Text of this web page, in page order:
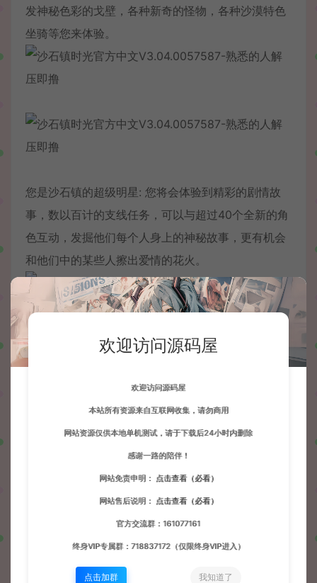
发神秘色彩的戈壁，各种新奇的怪物，各种沙漠特色
坐骑等您来体验。
您是沙石镇的超级明星: 您将会体验到精彩的剧情故
事，数以百计的支线任务，可以与超过40个全新的角
色互动，发掘他们每个人身上的神秘故事，更有机会
和他们中的某些人擦出爱情的花火。
全新升级的战斗系统：通过技能树，您可以学习更多
酷炫的战斗技能，使用更多不同的武器。
欢迎访问源码屋
欢迎访问源码屋
本站所有资源来自互联网收集，请勿商用
网站资源仅供本地单机测试，请于下载后24小时内删除
感谢一路的陪伴！
网站免责申明： 点击查看（必看）
网站售后说明： 点击查看（必看）
官方交流群：161077161
终身VIP专属群：718837172（仅限终身VIP进入）
点击加群 我知道了